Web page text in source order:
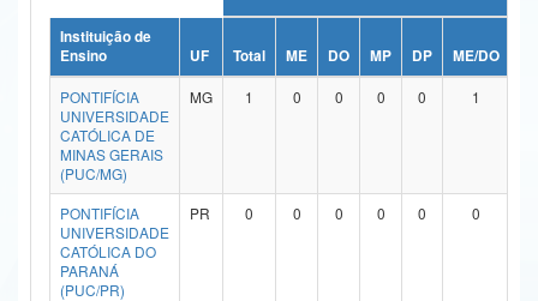
Ministério da Ciência, Tecnologia, Inovações e Comunicações
Ministério do Meio Ambiente
Ministério do Turismo
Ministério do Desenvolvimento Regional
Controladoria-Geral da União
Ministério da Mulher, da Família e dos Direitos Humanos
Instituição de
Ensino
UF Total ME DO MP DP ME/DO
PONTIFÍCIA
UNIVERSIDADE
CATÓLICA DE
MINAS GERAIS
(PUC/MG)
MG 1 0 0 0 0 1
PONTIFÍCIA
UNIVERSIDADE
CATÓLICA DO
PARANÁ
(PUC/PR)
PR 0 0 0 0 0 0